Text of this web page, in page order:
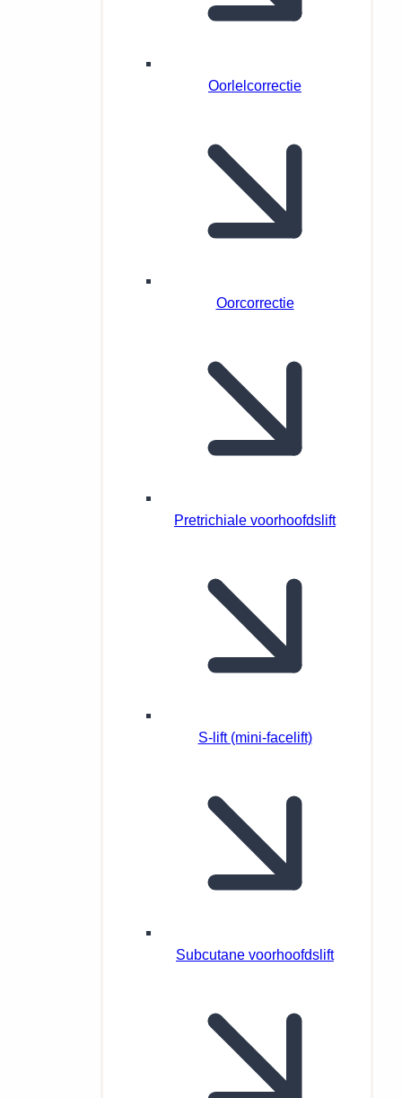
Oorlelcorrectie
Oorcorrectie
Pretrichiale voorhoofdslift
S-lift (mini-facelift)
Subcutane voorhoofdslift